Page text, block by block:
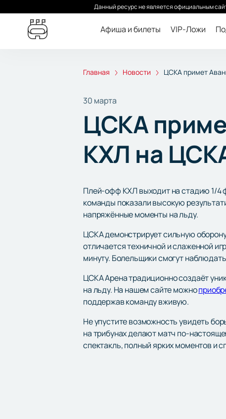
Данный ресурс не является официальным
Афиша и билеты VIP-Ложи
Главная Новости ЦСКА примет
30 марта
ЦСКА
КХЛ на
Плей-офф КХЛ выходит на стадию 1/4
команды показали высокую
напряжённые моменты на льду.
ЦСКА демонстрирует сильную
отличается техничной и слаженной
минуту. Болельщики смогут
ЦСКА Арена традиционно создаёт
на льду. На нашем сайте можно
поддержав команду вживую.
Не упустите возможность увидеть
на трибунах делают матч по-
спектакль, полный ярких моментов и